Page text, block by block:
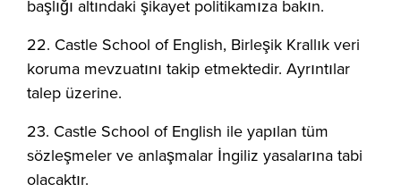
başlığı altındaki şikayet politikamıza bakın.
22. Castle School of English, Birleşik Krallık veri
koruma mevzuatını takip etmektedir. Ayrıntılar
talep üzerine.
23. Castle School of English ile yapılan tüm
sözleşmeler ve anlaşmalar İngiliz yasalarına tabi
olacaktır.